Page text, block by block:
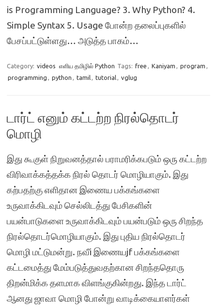
is Programming Language? 3. Why Python? 4.
Simple Syntax 5. Usage போன்ற தலைப்புகளில்
பேசப்பட்டுள்ளது… அடுத்த பாகம்…
Category: videos எளிய தமிழில் Python Tags: free , Kaniyam , program ,
programming , python , tamil, tutorial, vglug
டார்ட் எனும் கட்டற்ற நிரல்தொடர்
மொழி
இது கூகுள் நிறுவனத்தால் பராமரிக்கபடும் ஒரு கட்டற்ற
விரிவாக்கத்தக்க நிரல் தொடர் மொழியாகும். இது
கற்பதற்கு எளிதான இணைய பக்கங்களை
உருவாக்கிடவும் செல்லிடத்து பேசிகளின்
பயன்பாடுகளை உருவாக்கிடவும் பயன்படும் ஒரு சிறந்த
நிரல்தொடர்மொழியாகும். இது புதிய நிரல்தொடர்
மொழி மட்டுமன்று. நவீi இணையjf பக்கங்களை
கட்டமைத்து மேம்படுத்துவதற்கான சிறந்ததொரு
திறன்மிக்க தளமாக விளங்குகின்றது. இந்த டார்ட்
ஆனது ஜாவா மொழி போன்று வாடிக்கையாளர்கள்